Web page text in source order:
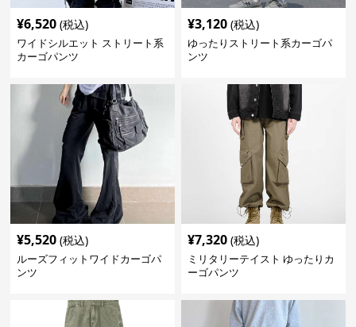
¥6,520 (税込)
ワイドシルエット ストリート系
カーゴパンツ
¥3,120 (税込)
ゆったりストリート系カーゴパ
ンツ
¥5,520 (税込)
ルーズフィットワイドカーゴパ
ンツ
¥7,320 (税込)
ミリタリーテイスト ゆったりカ
ーゴパンツ